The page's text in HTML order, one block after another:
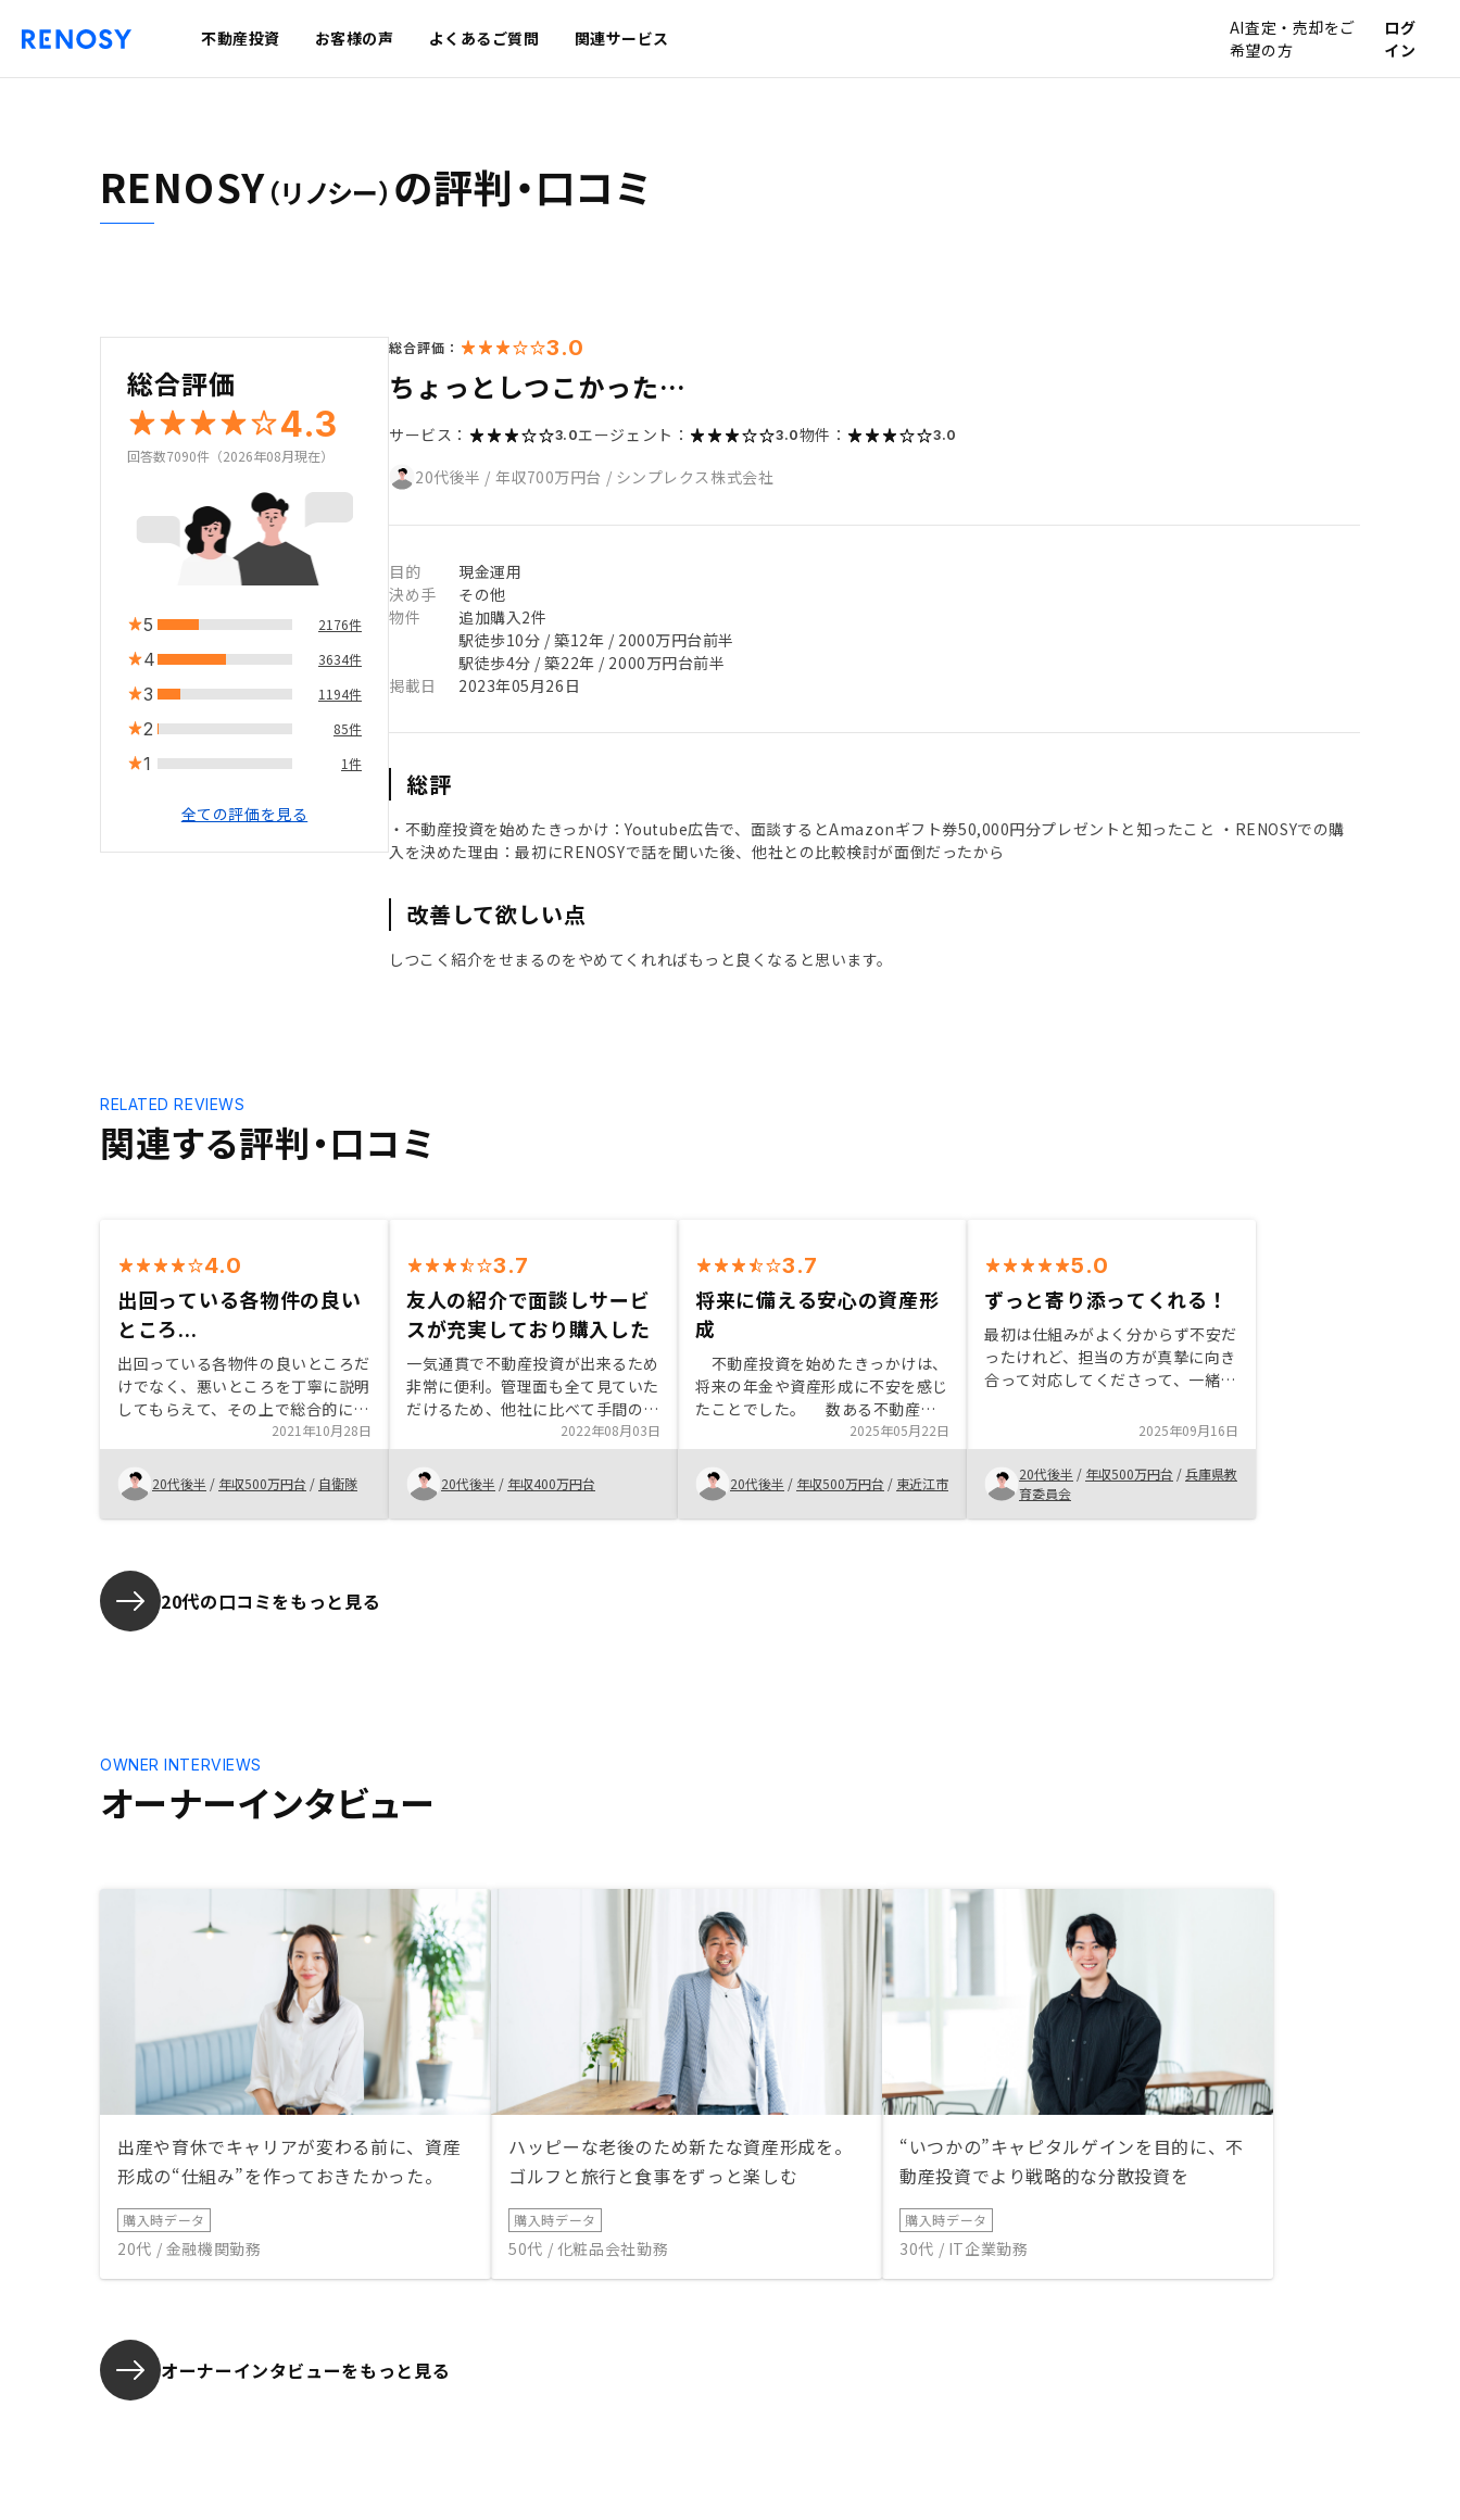
不動産投資 お客様の声 よくあるご質問 関連サービス
AI査定・売却をご
希望の方
ログ
イン
RENOSY（リノシー） の評判・口コミ
総合評価
4.3
回答数7090件（2026年08月現在）
5 2176件
4 3634件
3 1194件
2 85件
1 1件
全ての評価を見る
総合評価： 3.0
ちょっとしつこかった…
サービス： 3.0エージェント： 3.0物件： 3.0
20代後半 / 年収700万円台 / シンプレクス株式会社
目的
現金運用
決め手
その他
物件
追加購入2件
駅徒歩10分 / 築12年 / 2000万円台前半
駅徒歩4分 / 築22年 / 2000万円台前半
掲載日
2023年05月26日
総評
・不動産投資を始めたきっかけ：Youtube広告で、面談するとAmazonギフト券50,000円分プレゼントと知ったこと ・RENOSYでの購
入を決めた理由：最初にRENOSYで話を聞いた後、他社との比較検討が面倒だったから
改善して欲しい点
しつこく紹介をせまるのをやめてくれればもっと良くなると思います。
関連する評判・口コミ
RELATED REVIEWS
4.0
出回っている各物件の良い
ところ...
出回っている各物件の良いところだ
けでなく、悪いところを丁寧に説明
してもらえて、その上で総合的に良
い物件を紹介してもらえた。2021年10月28日
20代後半 / 年収500万円台 / 自衛隊
3.7
友人の紹介で面談しサービ
スが充実しており購入した
一気通貫で不動産投資が出来るため
非常に便利。管理面も全て見ていた
だけるため、他社に比べて手間のか
からない投資ができる。購入を決断
してから実際に契約するまでも非常
にスムーズで、月々のキャッシュフ
ローはプラスとならないが、将来的
に利益は期待できる。
2022年08月03日
20代後半 / 年収400万円台
3.7
将来に備える安心の資産形
成
不動産投資を始めたきっかけは、
将来の年金や資産形成に不安を感じ
たことでした。 数ある不動産会
社の中でもRENOSYを選んだ理由
は、物件情報の透明性が高く、担当
者の説明が丁寧で信頼できたからで
す。 特に初心者にとっては、シ
ミュレーションや税務面のサポート
2025年05月22日
20代後半 / 年収500万円台 / 東近江市
5.0
ずっと寄り添ってくれる！
最初は仕組みがよく分からず不安だ
ったけれど、担当の方が真摯に向き
合って対応してくださって、一緒に
した。これから購入をしようか迷っ
ている方は、分からないところを遠
慮なくリノシーさんにきいて、判断
することがおすすめです！きっと無
理矢理はなく寄り添って対応してく
2025年09月16日
20代後半 / 年収500万円台 /兵庫県教
育委員会
20代の口コミをもっと見る
オーナーインタビュー
OWNER INTERVIEWS
出産や育休でキャリアが変わる前に、資産
形成の“仕組み”を作っておきたかった。
購入時データ
20代 / 金融機関勤務
ハッピーな老後のため新たな資産形成を。
ゴルフと旅行と食事をずっと楽しむ
購入時データ
50代 / 化粧品会社勤務
“いつかの”キャピタルゲインを目的に、不
動産投資でより戦略的な分散投資を
購入時データ
30代 / IT企業勤務
オーナーインタビューをもっと見る